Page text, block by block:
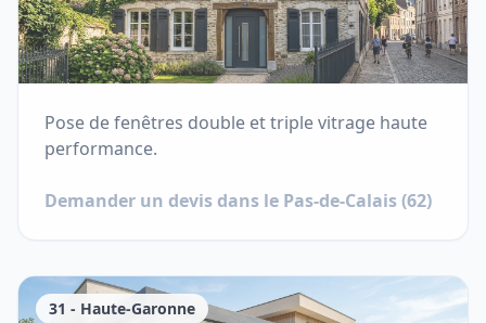
Pose de fenêtres double et triple vitrage haute
performance.
Demander un devis dans le Pas-de-Calais(62)
31 - Haute-Garonne